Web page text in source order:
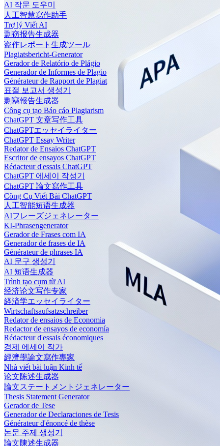
AI 작문 도우미
人工智慧寫作助手
Trợ lý Viết AI
剽窃报告生成器
盗作レポート生成ツール
Plagiatsbericht-Generator
Gerador de Relatório de Plágio
Generador de Informes de Plagio
Générateur de Rapport de Plagiat
표절 보고서 생성기
剽竊報告生成器
Công cụ tạo Báo cáo Plagiarism
ChatGPT 文章写作工具
ChatGPTエッセイライター
ChatGPT Essay Writer
Redator de Ensaios ChatGPT
Escritor de ensayos ChatGPT
Rédacteur d'essais ChatGPT
ChatGPT 에세이 작성기
ChatGPT 論文寫作工具
Công Cụ Viết Bài ChatGPT
人工智能短语生成器
AIフレーズジェネレーター
KI-Phrasengenerator
Gerador de Frases com IA
Generador de frases de IA
Générateur de phrases IA
AI 문구 생성기
AI 短语生成器
Trình tạo cụm từ AI
经济论文写作专家
経済学エッセイライター
Wirtschaftsaufsatzschreiber
Redator de ensaios de Economia
Redactor de ensayos de economía
Rédacteur d'essais économiques
경제 에세이 작가
經濟學論文寫作專家
Nhà viết bài luận Kinh tế
论文陈述生成器
論文ステートメントジェネレーター
Thesis Statement Generator
Gerador de Tese
Generador de Declaraciones de Tesis
Générateur d'énoncé de thèse
논문 주제 생성기
論文陳述生成器